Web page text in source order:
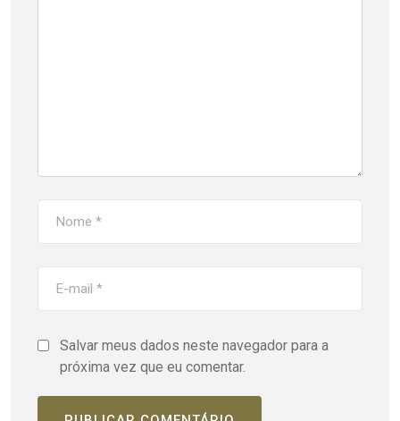
Salvar meus dados neste navegador para a
próxima vez que eu comentar.